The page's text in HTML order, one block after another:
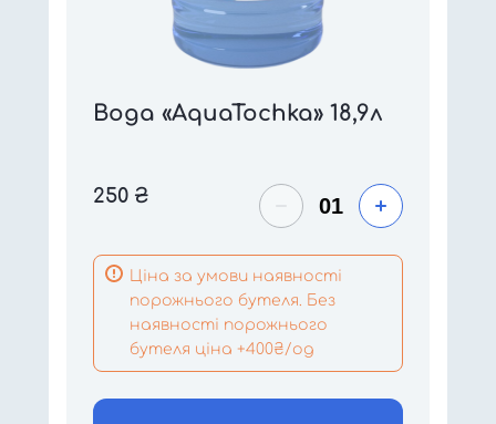
Вода «AquaTochka» 18,9л
250 ₴
Ціна за умови наявності
порожнього бутеля. Без
наявності порожнього
бутеля ціна +400₴/од